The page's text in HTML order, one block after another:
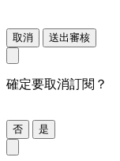
取消 送出審核
確定要取消訂閱？
否 是